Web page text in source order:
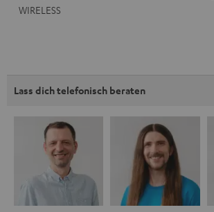
WIRELESS
Lass dich telefonisch beraten